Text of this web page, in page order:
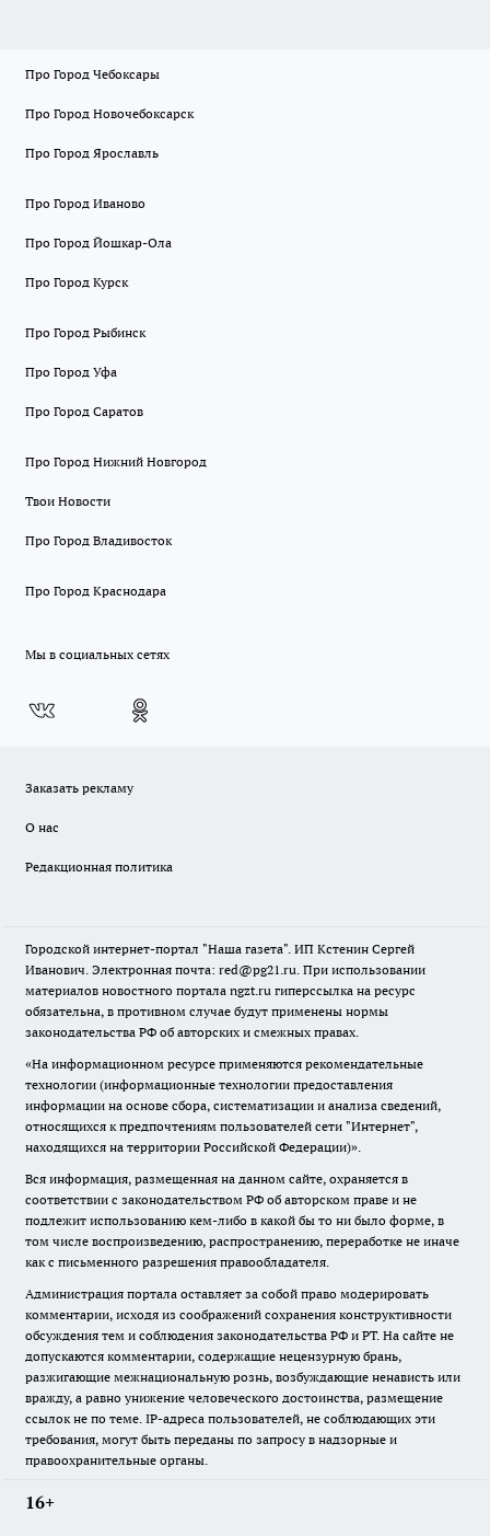
Про Город Чебоксары
Про Город Новочебоксарск
Про Город Ярославль
Про Город Иваново
Про Город Йошкар-Ола
Про Город Курск
Про Город Рыбинск
Про Город Уфа
Про Город Саратов
Про Город Нижний Новгород
Твои Новости
Про Город Владивосток
Про Город Краснодара
Мы в социальных сетях
Заказать рекламу
О нас
Редакционная политика
Городской интернет-портал "Наша газета". ИП Кстенин Сергей
Иванович. Электронная почта: red@pg21.ru. При использовании
материалов новостного портала ngzt.ru гиперссылка на ресурс
обязательна, в противном случае будут применены нормы
законодательства РФ об авторских и смежных правах.
«На информационном ресурсе применяются рекомендательные
технологии (информационные технологии предоставления
информации на основе сбора, систематизации и анализа сведений,
относящихся к предпочтениям пользователей сети "Интернет",
находящихся на территории Российской Федерации)».
Вся информация, размещенная на данном сайте, охраняется в
соответствии с законодательством РФ об авторском праве и не
подлежит использованию кем-либо в какой бы то ни было форме, в
том числе воспроизведению, распространению, переработке не иначе
как с письменного разрешения правообладателя.
Администрация портала оставляет за собой право модерировать
комментарии, исходя из соображений сохранения конструктивности
обсуждения тем и соблюдения законодательства РФ и РТ. На сайте не
допускаются комментарии, содержащие нецензурную брань,
разжигающие межнациональную рознь, возбуждающие ненависть или
вражду, а равно унижение человеческого достоинства, размещение
ссылок не по теме. IP-адреса пользователей, не соблюдающих эти
требования, могут быть переданы по запросу в надзорные и
правоохранительные органы.
16+